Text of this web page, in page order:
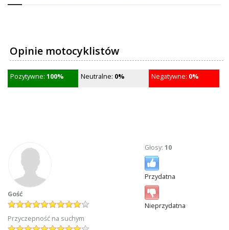
Opinie motocyklistów
Pozytywne: 100% Neutralne: 0% Negatywne: 0%
Gość
Przyczepność na suchym
Głosy: 10
Przydatna
Nieprzydatna